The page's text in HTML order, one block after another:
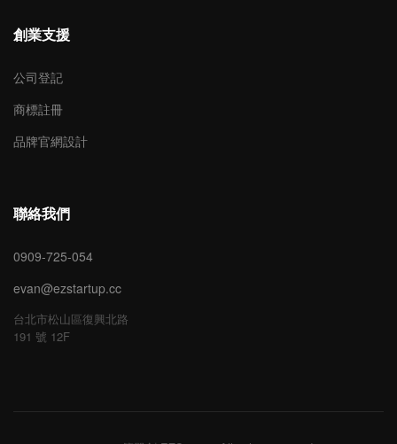
創業支援
公司登記
商標註冊
品牌官網設計
聯絡我們
0909-725-054
evan@ezstartup.cc
台北市松山區復興北路
191 號 12F